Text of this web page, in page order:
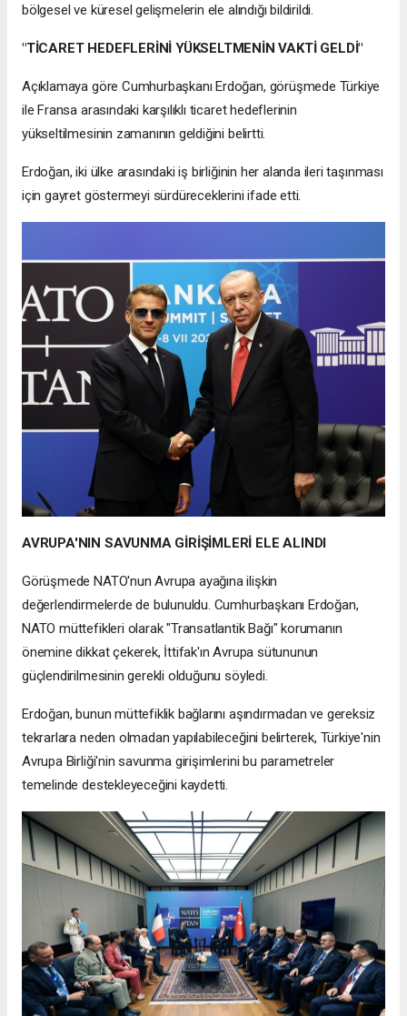
bölgesel ve küresel gelişmelerin ele alındığı bildirildi.
"TİCARET HEDEFLERİNİ YÜKSELTMENİN VAKTİ GELDİ"
Açıklamaya göre Cumhurbaşkanı Erdoğan, görüşmede Türkiye
ile Fransa arasındaki karşılıklı ticaret hedeflerinin
yükseltilmesinin zamanının geldiğini belirtti.
Erdoğan, iki ülke arasındaki iş birliğinin her alanda ileri taşınması
için gayret göstermeyi sürdüreceklerini ifade etti.
AVRUPA'NIN SAVUNMA GİRİŞİMLERİ ELE ALINDI
Görüşmede NATO'nun Avrupa ayağına ilişkin
değerlendirmelerde de bulunuldu. Cumhurbaşkanı Erdoğan,
NATO müttefikleri olarak "Transatlantik Bağı" korumanın
önemine dikkat çekerek, İttifak'ın Avrupa sütununun
güçlendirilmesinin gerekli olduğunu söyledi.
Erdoğan, bunun müttefiklik bağlarını aşındırmadan ve gereksiz
tekrarlara neden olmadan yapılabileceğini belirterek, Türkiye'nin
Avrupa Birliği'nin savunma girişimlerini bu parametreler
temelinde destekleyeceğini kaydetti.